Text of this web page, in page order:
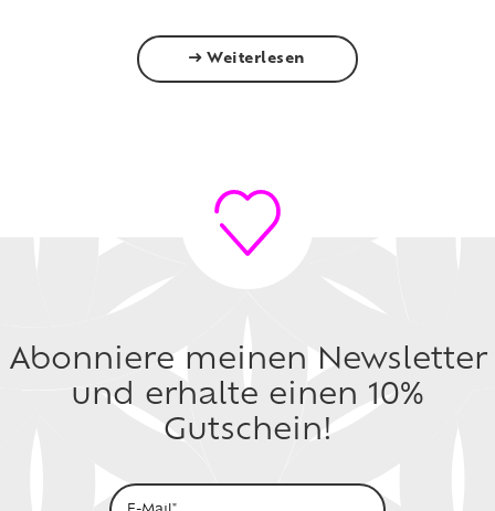
Weiterlesen
Abonniere meinen Newsletter
und erhalte einen 10%
Gutschein!